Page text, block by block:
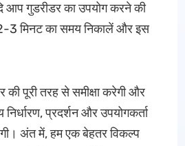
आप गुडरीडर का उपयोग करने की
2-3 मिनट का समय निकालें और इस
की पूरी तरह से समीक्षा करेगी और
प्रदर्शन और उपयोगकर्ता
अंत में, हम एक बेहतर विकल्प